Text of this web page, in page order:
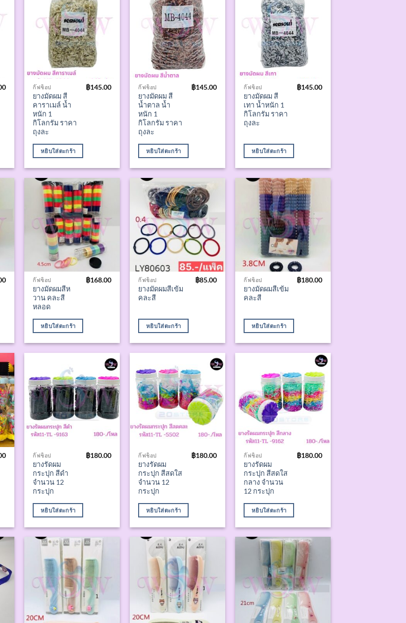
กิ๊ฟช็อป
ยางมัดผม สี
คาราเมล์ น้ำ
หนัก 1
กิโลกรัม ราคา
ถุงละ
฿145.00
หยิบใส่ตะกร้า
กิ๊ฟช็อป
ยางมัดผม สี
น้ำตาล น้ำ
หนัก 1
กิโลกรัม ราคา
ถุงละ
฿145.00
หยิบใส่ตะกร้า
กิ๊ฟช็อป
ยางมัดผม สี
เทา น้ำหนัก 1
กิโลกรัม ราคา
ถุงละ
฿145.00
หยิบใส่ตะกร้า
กิ๊ฟช็อป
ยางมัดผมสีห
วาน คละสี
หลอด
฿168.00
หยิบใส่ตะกร้า
กิ๊ฟช็อป
ยางมัดผมสีเข้ม
คละสี
฿85.00
หยิบใส่ตะกร้า
กิ๊ฟช็อป
ยางมัดผมสีเข้ม
คละสี
฿180.00
หยิบใส่ตะกร้า
กิ๊ฟช็อป
ยางรัดผม
กระปุก สีดำ
จำนวน 12
กระปุก
฿180.00
หยิบใส่ตะกร้า
กิ๊ฟช็อป
ยางรัดผม
กระปุก สีสดใส
จำนวน 12
กระปุก
฿180.00
หยิบใส่ตะกร้า
กิ๊ฟช็อป
ยางรัดผม
กระปุก สีสดใส
กลาง จำนวน
12 กระปุก
฿180.00
หยิบใส่ตะกร้า